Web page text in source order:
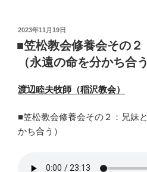
投
日:
2023年11月19日
■笠松教会修養会その２
（永遠の命を分かち合
渡辺睦夫牧師（稲沢教会）
■笠松教会修養会その２：兄妹
かち合う）